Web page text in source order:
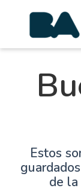
Estos
de la